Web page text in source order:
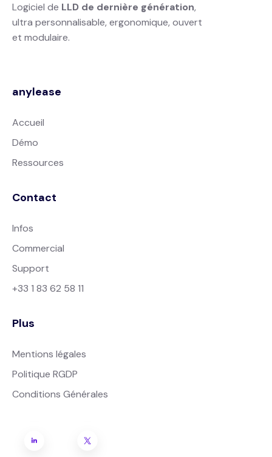
Logiciel de LLD de dernière génération,
ultra personnalisable, ergonomique, ouvert
et modulaire.
anylease
Accueil
Démo
Ressources
Contact
Infos
Commercial
Support
+33 1 83 62 58 11
Plus
Mentions légales
Politique RGDP
Conditions Générales